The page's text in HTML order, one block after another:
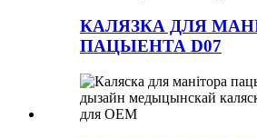
КАЛЯЗКА ДЛЯ
ПАЦЫЕНТА D07